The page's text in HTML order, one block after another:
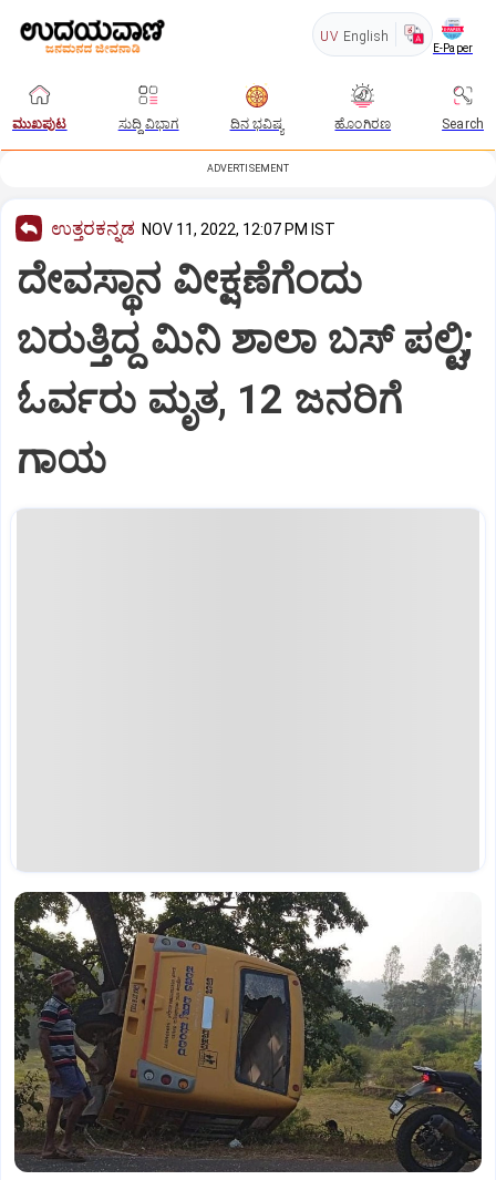
UV English
E-Paper
ಮುಖಪುಟ ಸುದ್ದಿ ವಿಭಾಗ ದಿನ ಭವಿಷ್ಯ ಹೊಂಗಿರಣ Search
ADVERTISEMENT
ಉತ್ತರಕನ್ನಡ NOV 11, 2022, 12:07 PM IST
ದೇವಸ್ಥಾನ ವೀಕ್ಷಣೆಗೆಂದು
ಬರುತ್ತಿದ್ದ ಮಿನಿ ಶಾಲಾ ಬಸ್ ಪಲ್ಟಿ;
ಓರ್ವರು ಮೃತ, 12 ಜನರಿಗೆ
ಗಾಯ